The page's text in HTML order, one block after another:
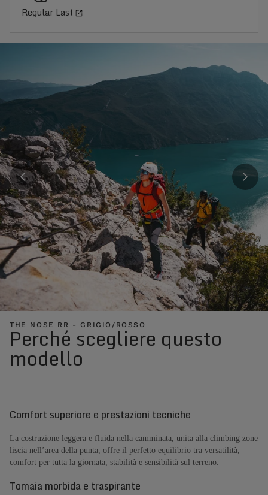
Regular Last
THE NOSE RR - GRIGIO/ROSSO
Perché scegliere questo
modello
Comfort superiore e prestazioni tecniche
La costruzione leggera e fluida nella camminata, unita alla climbing zone
liscia nell’area della punta, offre il perfetto equilibrio tra versatilità,
comfort per tutta la giornata, stabilità e sensibilità sul terreno.
Tomaia morbida e traspirante